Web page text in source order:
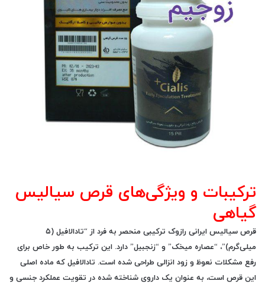
ترکیبات و ویژگی‌های قرص سیالیس
گیاهی
قرص سیالیس ایرانی رازوک ترکیبی منحصر به فرد از “تادالافیل (۵
میلی‌گرم)”، “عصاره میخک” و “زنجبیل” دارد. این ترکیب به طور خاص برای
رفع مشکلات نعوظ و زود انزالی طراحی شده است. تادالافیل که ماده اصلی
این قرص است، به عنوان یک داروی شناخته شده در تقویت عملکرد جنسی و